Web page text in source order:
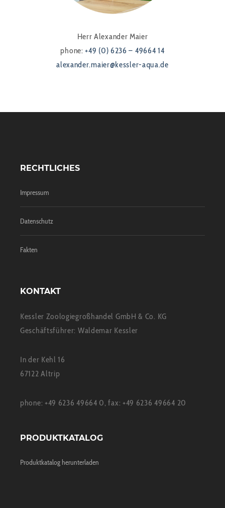
Herr Alexander Maier
phone:+49 (0) 6236 – 49664 14
alexander.maier@kessler-aqua.de
RECHTLICHES
Impressum
Datenschutz
Fakten
KONTAKT
Kessler Zoologiegroßhandel GmbH & Co. KG
Geschäftsführer: Waldemar Kessler
In der Kehl 16
67122 Altrip
phone: +49 6236 49664 0, fax: +49 6236 49664 20
PRODUKTKATALOG
Produktkatalog herunterladen